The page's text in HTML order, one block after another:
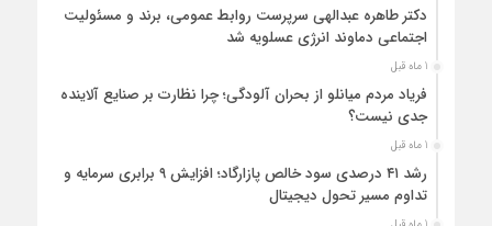
دکتر طاهره عبدالهی سرپرست روابط عمومی، برند و مسئولیت
اجتماعی دماوند انرژی عسلویه شد
1 ماه قبل
فریاد مردم میانلو از بحران آلودگی؛ چرا نظارت بر صنایع آلاینده
جدی نیست؟
1 ماه قبل
رشد ۴۱ درصدی سود خالص پازارگاد؛ افزایش ۹ برابری سرمایه و
تداوم مسیر تحول دیجیتال